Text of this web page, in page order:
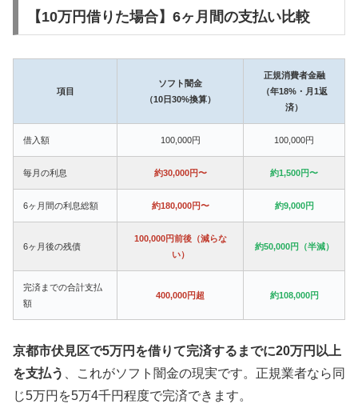
【10万円借りた場合】6ヶ月間の支払い比較
項目
ソフト闇金
（10日30%換算）
正規消費者金融
（年18%・月1返
済）
借入額 100,000円 100,000円
毎月の利息 約30,000円〜 約1,500円〜
6ヶ月間の利息総額 約180,000円〜 約9,000円
6ヶ月後の残債
100,000円前後（減らな
い）
約50,000円（半減）
完済までの合計支払
額
400,000円超 約108,000円
京都市伏見区で5万円を借りて完済するまでに20万円以上
を支払う
、これがソフト闇金の現実です。正規業者なら同
じ5万円を5万4千円程度で完済できます。